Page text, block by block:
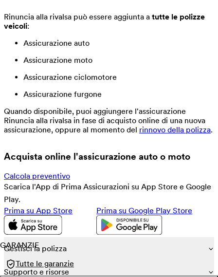
Rinuncia alla rivalsa può essere aggiunta a tutte le polizze
veicoli:
Assicurazione auto
Assicurazione moto
Assicurazione ciclomotore
Assicurazione furgone
Quando disponibile, puoi aggiungere l'assicurazione
Rinuncia alla rivalsa in fase di acquisto online di una nuova
assicurazione, oppure al momento del rinnovo della polizza.
Acquista online l'assicurazione auto o moto
Calcola preventivo
GARANZIE
Tutte le garanzie
Scarica l'App di Prima Assicurazioni su App Store e Google
Play.
Prima su App Store
Prima su Google Play Store
Gestisci la polizza
Supporto e risorse